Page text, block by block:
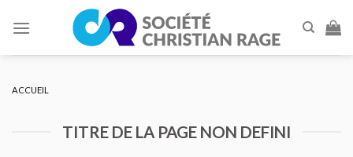
ACCUEIL
TITRE DE LA PAGE NON DEFINI